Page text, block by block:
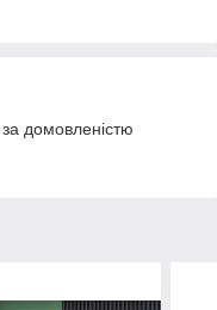
домовленістю